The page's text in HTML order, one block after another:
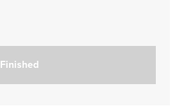
Finished